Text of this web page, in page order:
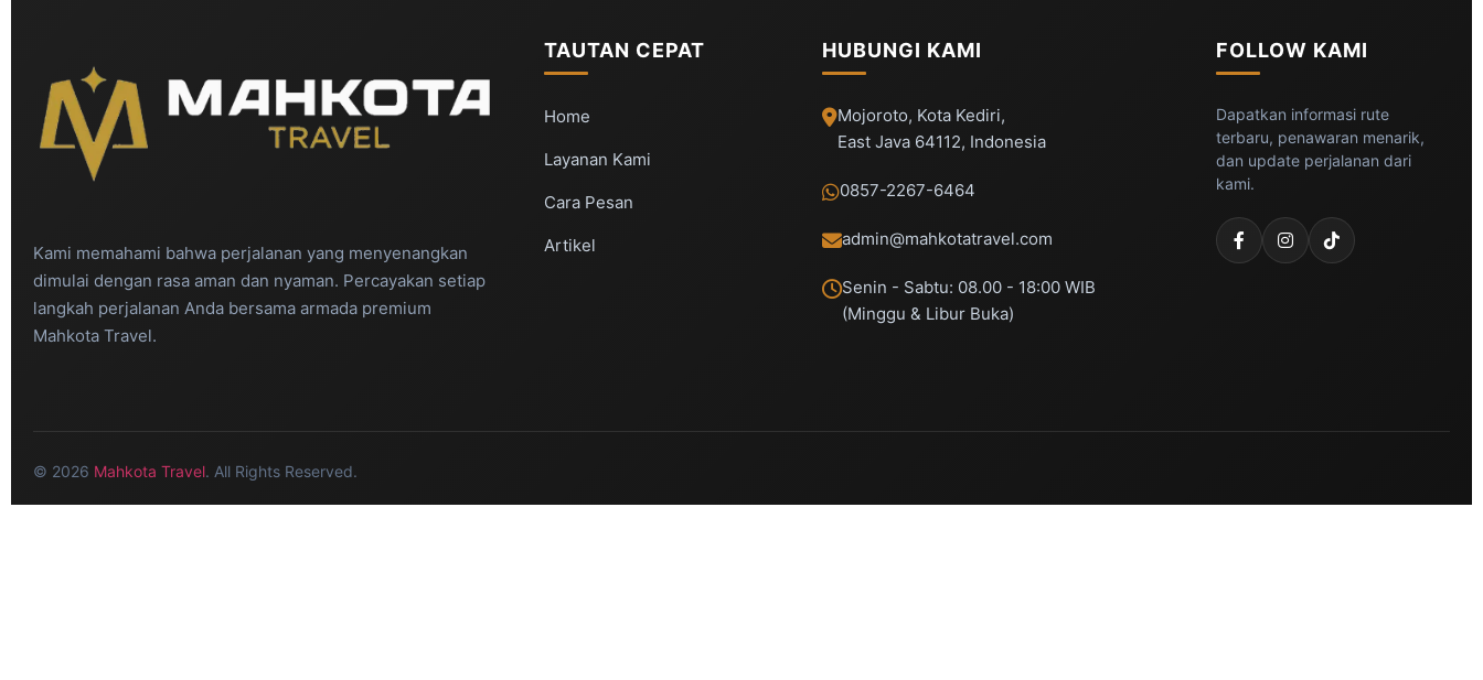
Kami memahami bahwa perjalanan yang menyenangkan
dimulai dengan rasa aman dan nyaman. Percayakan setiap
langkah perjalanan Anda bersama armada premium
Mahkota Travel.
TAUTAN CEPAT
Home
Layanan Kami
Cara Pesan
Artikel
HUBUNGI KAMI
Mojoroto, Kota Kediri,
East Java 64112, Indonesia
0857-2267-6464
admin@mahkotatravel.com
Senin - Sabtu: 08.00 - 18:00 WIB
(Minggu & Libur Buka)
FOLLOW KAMI
Dapatkan informasi rute
terbaru, penawaran menarik,
dan update perjalanan dari
kami.
© 2026 Mahkota Travel. All Rights Reserved.